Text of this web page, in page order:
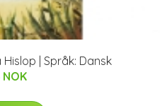
| Språk: Dansk